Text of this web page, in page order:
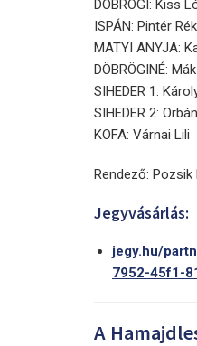
DÖBRÖGI: Kiss
ISPÁN: Pintér
MATYI ANYJA:
DÖBRÖGINÉ:
SIHEDER 1:
SIHEDER 2:
KOFA: Várnai Lili
Rendező: Pozsik
Jegyvásárlás:
jegy.hu/
7952-45f1-
A